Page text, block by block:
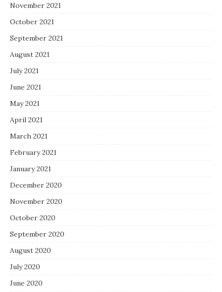
November 2021
October 2021
September 2021
August 2021
July 2021
June 2021
May 2021
April 2021
March 2021
February 2021
January 2021
December 2020
November 2020
October 2020
September 2020
August 2020
July 2020
June 2020